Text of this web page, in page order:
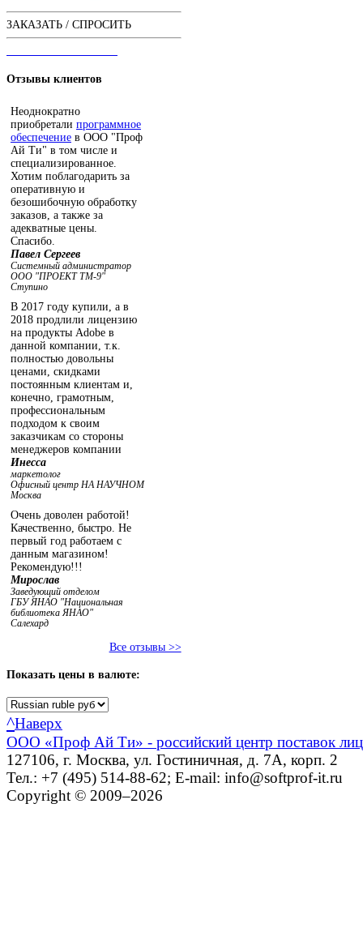
ЗАКАЗАТЬ / СПРОСИТЬ
Отзывы клиентов
Неоднократно
приобретали программное
обеспечение в ООО "Проф
Ай Ти" в том числе и
специализированное.
Хотим поблагодарить за
оперативную и
безошибочную обработку
заказов, а также за
адекватные цены.
Спасибо.
Павел Сергеев
Системный администратор
ООО "ПРОЕКТ ТМ-9"
Ступино
В 2017 году купили, а в
2018 продлили лицензию
на продукты Adobe в
данной компании, т.к.
полностью довольны
ценами, скидками
постоянным клиентам и,
конечно, грамотным,
профессиональным
подходом к своим
заказчикам со стороны
менеджеров компании
Инесса
маркетолог
Офисный центр НА НАУЧНОМ
Москва
Очень доволен работой!
Качественно, быстро. Не
первый год работаем с
данным магазином!
Рекомендую!!!
Мирослав
Заведующий отделом
ГБУ ЯНАО "Национальная
библиотека ЯНАО"
Салехард
Все отзывы >>
Показать цены в валюте:
^Наверх
ООО «Проф Ай Ти» - российский центр поставок
127106, г. Москва, ул. Гостиничная, д. 7А, корп. 2
Тел.: +7 (495) 514-88-62; E-mail: info@softprof-it.ru
Copyright © 2009–2026